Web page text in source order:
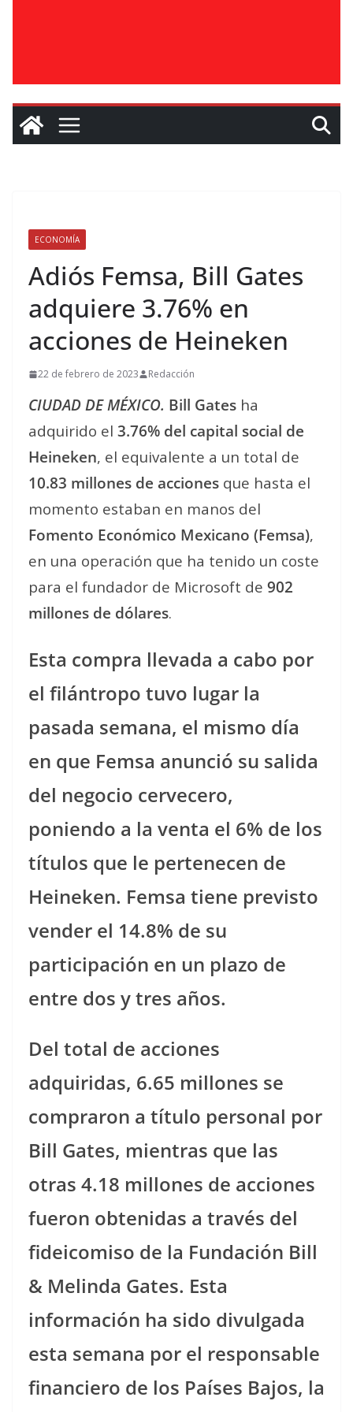
ECONOMÍA
Adiós Femsa, Bill Gates
adquiere 3.76% en
acciones de Heineken
22 de febrero de 2023 Redacción
CIUDAD DE MÉXICO. Bill Gates ha
adquirido el 3.76% del capital social de
Heineken, el equivalente a un total de
10.83 millones de acciones que hasta el
momento estaban en manos del
Fomento Económico Mexicano (Femsa),
en una operación que ha tenido un coste
para el fundador de Microsoft de 902
millones de dólares.
Esta compra llevada a cabo por
el filántropo tuvo lugar la
pasada semana, el mismo día
en que Femsa anunció su salida
del negocio cervecero,
poniendo a la venta el 6% de los
títulos que le pertenecen de
Heineken. Femsa tiene previsto
vender el 14.8% de su
participación en un plazo de
entre dos y tres años.
Del total de acciones
adquiridas, 6.65 millones se
compraron a título personal por
Bill Gates, mientras que las
otras 4.18 millones de acciones
fueron obtenidas a través del
fideicomiso de la Fundación Bill
& Melinda Gates. Esta
información ha sido divulgada
esta semana por el responsable
financiero de los Países Bajos, la